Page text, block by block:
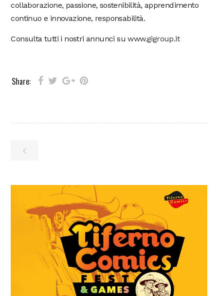
collaborazione, passione, sostenibilità, apprendimento
continuo e innovazione, responsabilità.
Consulta tutti i nostri annunci suwww.gigroup.it
Share: